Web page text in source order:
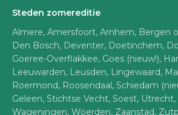
Steden zomereditie
Almere, Amersfoort, Arnhem, Bergen
Den Bosch, Deventer, Doetinchem,
Goeree-Overflakkee, Goes (nieuw!),
Leeuwarden, Leusden, Lingewaard,
Roermond, Roosendaal, Schiedam
Geleen, Stichtse Vecht, Soest, Utrecht,
Wageningen, Woerden, Zaanstad,